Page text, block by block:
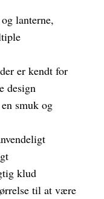
lanterne,
er kendt for
design
smuk og
klud
til at være